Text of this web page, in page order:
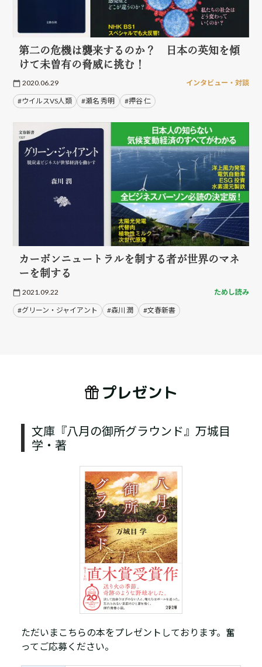
第二の危機は襲来するのか？ 日本の英知を傾
けて未曽有の脅威に挑む！
2020.06.29 インタビュー・対談
#ウイルスVS人類 #瀬名 秀明 #押谷 仁
カーボンニュートラルを制する者が世界のマネ
ーを制する
2021.09.22 ためし読み
#グリーン・ジャイアント #森川 潤 #文春新書
プレゼント
文庫『八月の御所グラウンド』万城目
学・著
ただいまこちらの本をプレゼントしております。奮
ってご応募ください。